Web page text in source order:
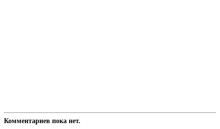
Комментариев пока нет.